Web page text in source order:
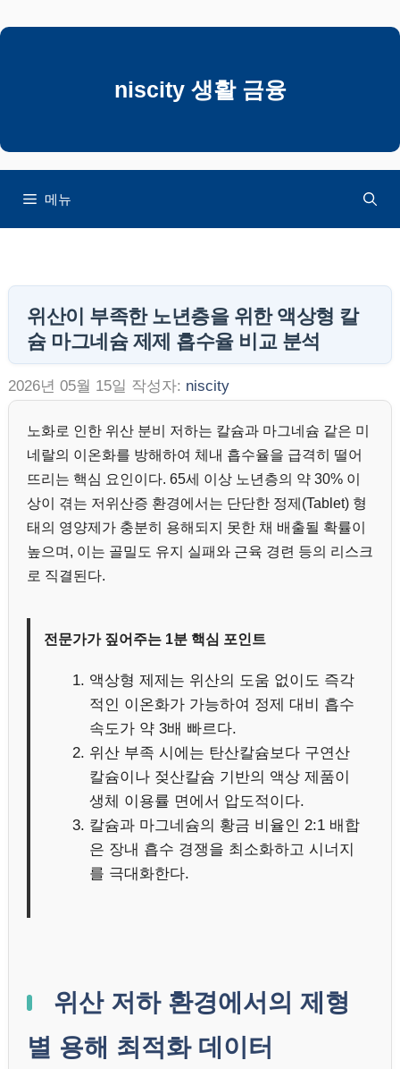
텐
뛰
niscity 생활 금융
메뉴
위산이 부족한 노년층을 위한 액상형 칼
슘 마그네슘 제제 흡수율 비교 분석
2026년 05월 15일 작성자: niscity
노화로 인한 위산 분비 저하는 칼슘과 마그네슘 같은 미
네랄의 이온화를 방해하여 체내 흡수율을 급격히 떨어
뜨리는 핵심 요인이다. 65세 이상 노년층의 약 30% 이
상이 겪는 저위산증 환경에서는 단단한 정제(Tablet) 형
태의 영양제가 충분히 용해되지 못한 채 배출될 확률이
높으며, 이는 골밀도 유지 실패와 근육 경련 등의 리스크
로 직결된다.
전문가가 짚어주는 1분 핵심 포인트
액상형 제제는 위산의 도움 없이도 즉각
적인 이온화가 가능하여 정제 대비 흡수
속도가 약 3배 빠르다.
위산 부족 시에는 탄산칼슘보다 구연산
칼슘이나 젖산칼슘 기반의 액상 제품이
생체 이용률 면에서 압도적이다.
칼슘과 마그네슘의 황금 비율인 2:1 배합
은 장내 흡수 경쟁을 최소화하고 시너지
를 극대화한다.
위산 저하 환경에서의 제형
별 용해 최적화 데이터